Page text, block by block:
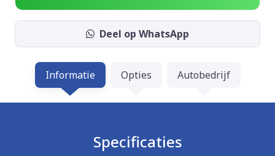
Deel op WhatsApp
Informatie Opties Autobedrijf
Specificaties